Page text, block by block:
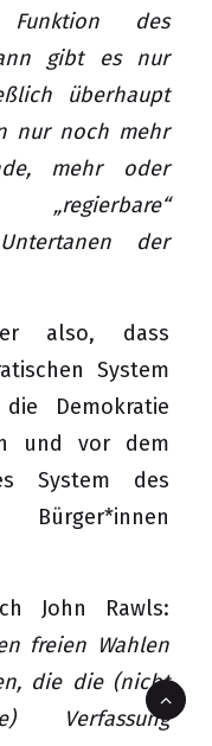
des
gibt es nur
überhaupt
nur noch mehr
mehr oder
der
also, dass
System
Demokratie
und vor dem
System des
Bürger*innen
John Rawls:
freien Wahlen
die die (nicht
Verfassung